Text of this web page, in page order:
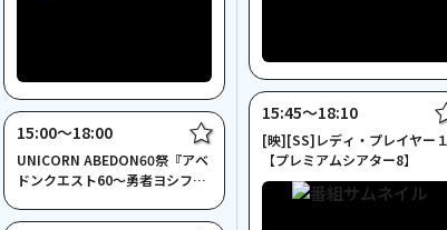
15:00〜18:00
UNICORN ABEDON60祭『アベ
ドンクエスト60～勇者ヨシフィ
15:45〜18:10
[映][SS]レディ・プレイヤー１
【プレミアムシアター8】